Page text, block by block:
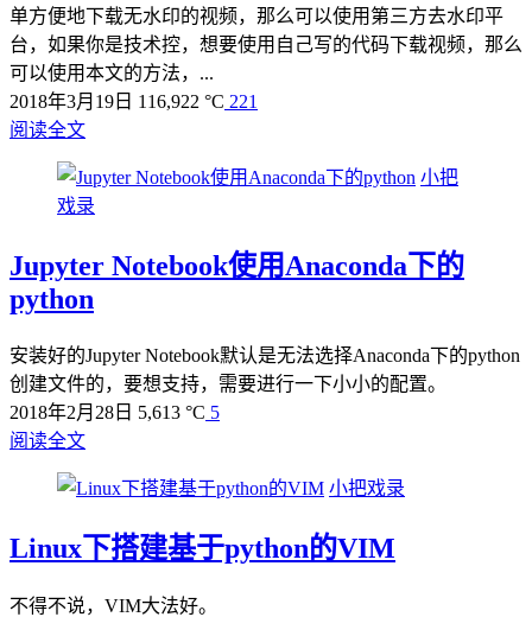
单方便地下载无水印的视频，那么可以使用第三方去水印平
台，如果你是技术控，想要使用自己写的代码下载视频，那么
可以使用本文的方法，...
2018年3月19日 116,922 °C 221
阅读全文
小把
戏录
Jupyter Notebook使用Anaconda下的
python
安装好的Jupyter Notebook默认是无法选择Anaconda下的python
创建文件的，要想支持，需要进行一下小小的配置。
2018年2月28日 5,613 °C 5
阅读全文
小把戏录
Linux下搭建基于python的VIM
不得不说，VIM大法好。